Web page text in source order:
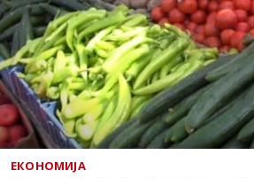
ЕКОНОМИЈА